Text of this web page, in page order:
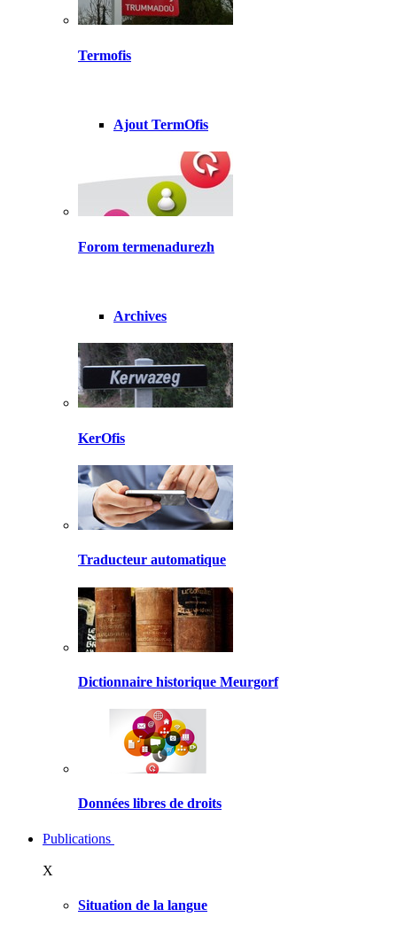
Termofis
Ajout TermOfis
Forom termenadurezh
Archives
KerOfis
Traducteur automatique
Dictionnaire historique Meurgorf
Données libres de droits
Publications
X
Situation de la langue